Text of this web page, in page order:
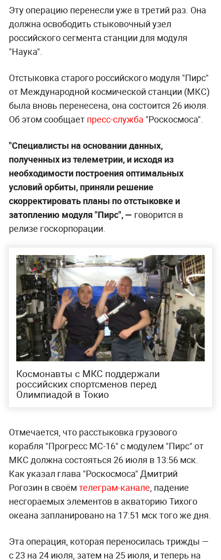
Эту операцию перенесли уже в третий раз. Она
должна освободить стыковочный узел
российского сегмента станции для модуля
"Наука".
Отстыковка старого российского модуля "Пирс"
от Международной космической станции (МКС)
была вновь перенесена, она состоится 26 июля.
Об этом сообщает пресс-служба "Роскосмоса".
"Специалисты на основании данных,
полученных из телеметрии, и исходя из
необходимости построения оптимальных
условий орбиты, приняли решение
скорректировать планы по отстыковке и
затоплению модуля "Пирс", — говорится в
релизе госкорпорации.
Космонавты с МКС поддержали
российских спортсменов перед
Олимпиадой в Токио
Отмечается, что расстыковка грузового
корабля "Прогресс МС-16" с модулем "Пирс" от
МКС должна состояться 26 июля в 13:56 мск.
Как указал глава "Роскосмоса" Дмитрий
Рогозин в своём телеграм-канале, падение
несгораемых элементов в акваторию Тихого
океана запланировано на 17:51 мск того же дня.
Эта операция, которая переносилась трижды —
с 23 на 24 июля, затем на 25 июля, и теперь на